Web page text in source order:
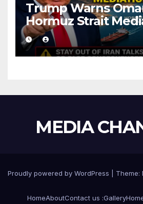
Trump Warns
Hormuz Strait
With Iran
MEDIA
Proudly powered by WordPress Theme:
HomeAboutContact us :Gallery